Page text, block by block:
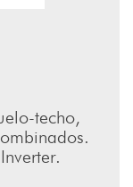
techo,